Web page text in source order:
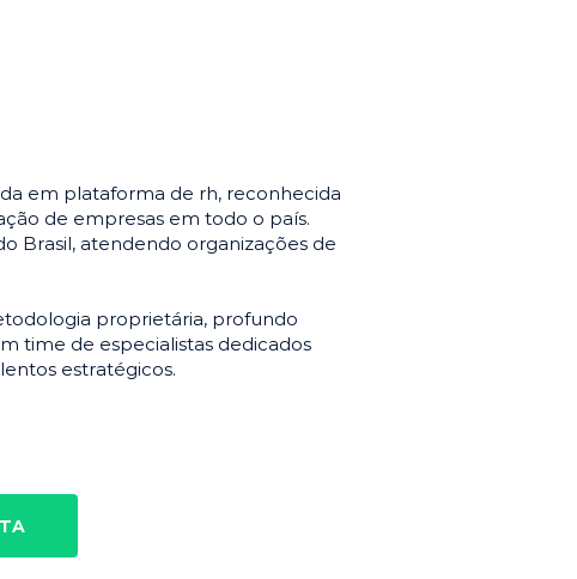
em plataforma de rh, reconhecida
de empresas em todo o país.
Brasil, atendendo organizações de
proprietária, profundo
time de especialistas dedicados
estratégicos.